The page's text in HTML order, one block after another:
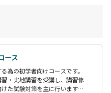
ース
為の初学者向けコースです。
・実地講習を受講し、講習修
た試験対策を主に行います。